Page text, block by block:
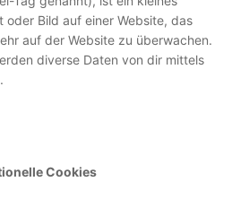
Bild auf einer Website, das
auf der Website zu überwachen.
diverse Daten von dir mittels
Cookies